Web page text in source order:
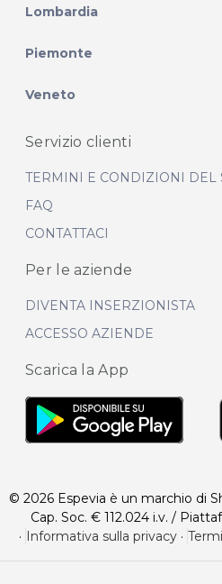
Lombardia
Piemonte
Veneto
Servizio clienti
TERMINI E CONDIZIONI DEL
FAQ
CONTATTACI
Per le aziende
DIVENTA INSERZIONISTA
ACCESSO AZIENDE
Scarica la App
© 2026 Espevia è un marchio di
Cap. Soc. € 112.024 i.v. /
· Informativa sulla privacy·